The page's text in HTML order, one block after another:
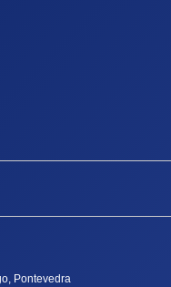
Pontevedra